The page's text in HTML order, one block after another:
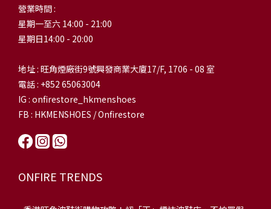
營業時間 :
星期一至六 14:00 - 21:00
星期日14:00 - 20:00
地址 : 旺角煙廠街9號興發商業大廈17/F, 1706 - 08 室
電話 : +852 65063004
IG : onfirestore_hkmenshoes
FB : HKMENSHOES / Onfirestore
ONFIRE TRENDS